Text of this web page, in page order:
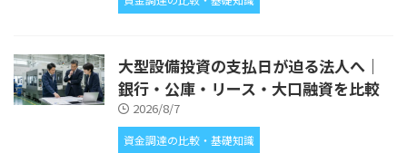
大型設備投資の支払日が迫る法人へ｜
銀行・公庫・リース・大口融資を比較
2026/8/7
資金調達の比較・基礎知識